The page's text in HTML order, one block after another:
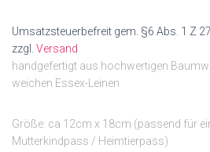
Umsatzsteuerbefreit gem. §6 Abs. 1 Z
zzgl. Versand
handgefertigt aus hochwertigen
weichen Essex-Leinen
Größe: ca 12cm x 18cm (passend für
Mutterkindpass / Heimtierpass)